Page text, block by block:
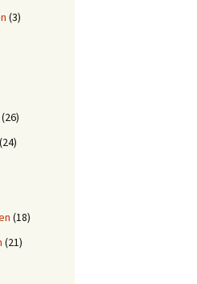
(3)
(26)
(24)
(18)
(21)